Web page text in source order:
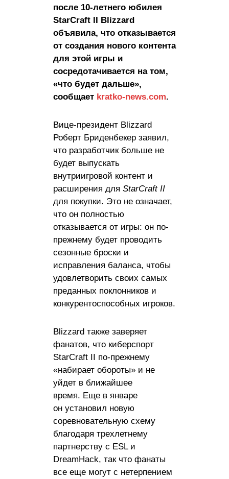
после 10-летнего юбилея
StarCraft II Blizzard
объявила, что отказывается
от создания нового контента
для этой игры и
сосредотачивается на том,
«что будет дальше»,
сообщает kratko-news.com.
Вице-президент Blizzard
Роберт Бриденбекер заявил,
что разработчик больше не
будет выпускать
внутриигровой контент и
расширения для StarCraft II
для покупки. Это не означает,
что он полностью
отказывается от игры: он по-
прежнему будет проводить
сезонные броски и
исправления баланса, чтобы
удовлетворить своих самых
преданных поклонников и
конкурентоспособных игроков.
Blizzard также заверяет
фанатов, что киберспорт
StarCraft II по-прежнему
«набирает обороты» и не
уйдет в ближайшее
время. Еще в январе
он установил новую
соревновательную схему
благодаря трехлетнему
партнерству с ESL и
DreamHack, так что фанаты
все еще могут с нетерпением